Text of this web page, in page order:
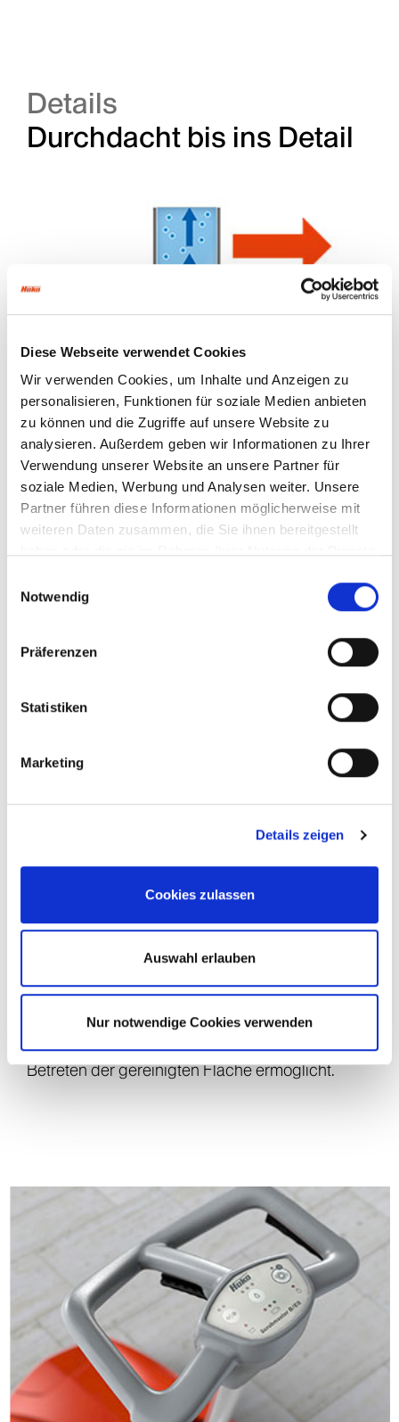
Diese Webseite verwendet Cookies
Wir verwenden Cookies, um Inhalte und Anzeigen zu
personalisieren, Funktionen für soziale Medien anbieten
zu können und die Zugriffe auf unsere Website zu
analysieren. Außerdem geben wir Informationen zu Ihrer
Verwendung unserer Website an unsere Partner für
soziale Medien, Werbung und Analysen weiter. Unsere
Partner führen diese Informationen möglicherweise mit
weiteren Daten zusammen, die Sie ihnen bereitgestellt
Notwendig
Präferenzen
Statistiken
Marketing
Details zeigen
Cookies zulassen
Auswahl erlauben
Nur notwendige Cookies verwenden
Details
Durchdacht bis ins Detail
Zwei-Wege-System für schnelle
Trocknung:Zwei Gummilippen im Saugfuß
Vorwärts- und Rückwärtsbewegung ab –
Schmutzwassers, bessere Manövrierfähigkeit
und zügige Trocknung, die ein schnelles
Betreten der gereinigten Fläche ermöglicht.